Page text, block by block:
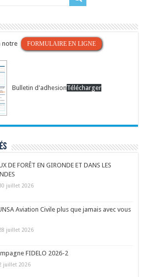
notre FORMULAIRE EN LIGNE
Bulletin d'adhesionTélécharger
DE FORÊT EN GIRONDE ET DANS LES
juillet 2026
Aviation Civile plus que jamais avec vous
juillet 2026
FIDELO 2026-2
juillet 2026